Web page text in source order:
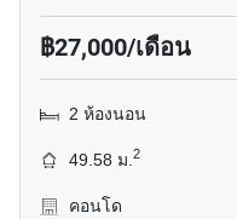
฿27,000/เดือน
2 ห้องนอน
49.58 ม.2
คอนโด